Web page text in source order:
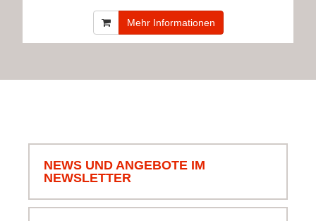
Mehr Informationen
NEWS UND ANGEBOTE IM
NEWSLETTER